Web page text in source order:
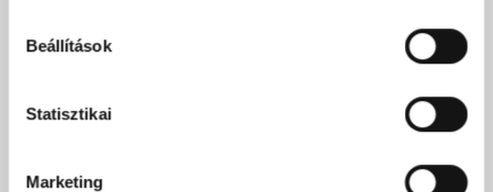
Beállítások
Statisztikai
Marketing